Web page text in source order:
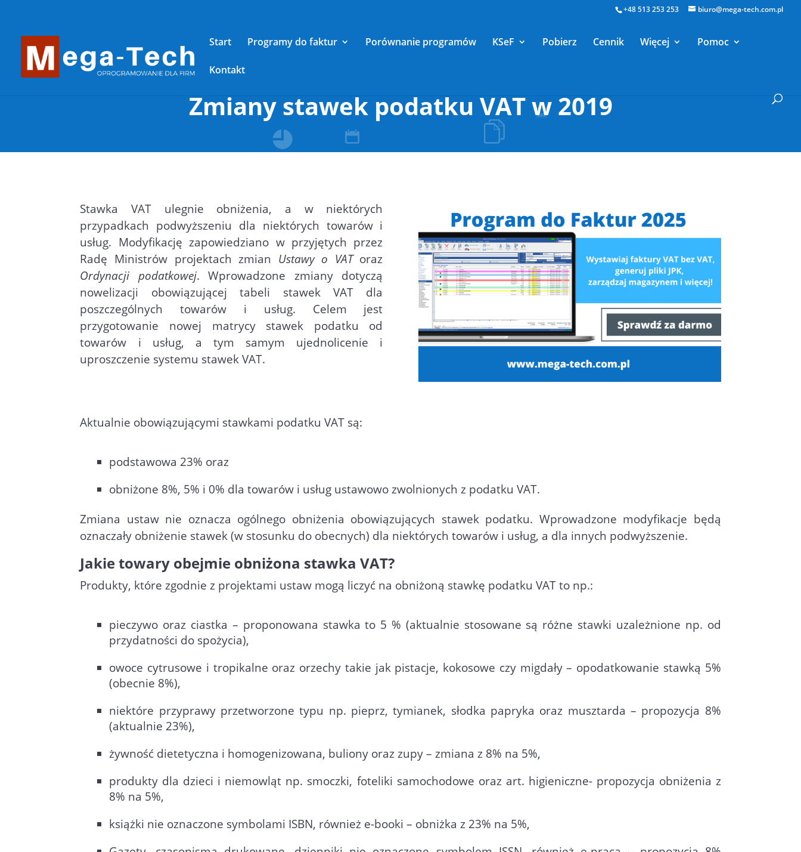
+48 513 253 253 biuro@mega-tech.com.pl
Start Programy do faktur Porównanie programów KSeF Pobierz Cennik Więcej Pomoc
Kontakt
Zmiany stawek podatku VAT w 2019
Stawka VAT ulegnie obniżenia, a w niektórych
przypadkach podwyższeniu dla niektórych towarów i
usług. Modyfikację zapowiedziano w przyjętych przez
Radę Ministrów projektach zmian Ustawy o VAToraz
Ordynacji podatkowej. Wprowadzone zmiany dotyczą
nowelizacji obowiązującej tabeli stawek VAT dla
poszczególnych towarów i usług. Celem jest
przygotowanie nowej matrycy stawek podatku od
towarów i usług, a tym samym ujednolicenie i
uproszczenie systemu stawek VAT.
Aktualnie obowiązującymi stawkami podatku VAT są:
podstawowa 23% oraz
obniżone 8%, 5% i 0% dla towarów i usług ustawowo zwolnionych z podatku VAT.
Zmiana ustaw nie oznacza ogólnego obniżenia obowiązujących stawek podatku. Wprowadzone modyfikacje będą
oznaczały obniżenie stawek (w stosunku do obecnych) dla niektórych towarów i usług, a dla innych podwyższenie.
Jakie towary obejmie obniżona stawka VAT?
Produkty, które zgodnie z projektami ustaw mogą liczyć na obniżoną stawkę podatku VAT to np.:
pieczywo oraz ciastka – proponowana stawka to 5 % (aktualnie stosowane są różne stawki uzależnione np. od
przydatności do spożycia),
owoce cytrusowe i tropikalne oraz orzechy takie jak pistacje, kokosowe czy migdały – opodatkowanie stawką 5%
(obecnie 8%),
niektóre przyprawy przetworzone typu np. pieprz, tymianek, słodka papryka oraz musztarda – propozycja 8%
(aktualnie 23%),
żywność dietetyczna i homogenizowana, buliony oraz zupy – zmiana z 8% na 5%,
produkty dla dzieci i niemowląt np. smoczki, foteliki samochodowe oraz art. higieniczne- propozycja obniżenia z
8% na 5%,
książki nie oznaczone symbolami ISBN, również e-booki – obniżka z 23% na 5%,